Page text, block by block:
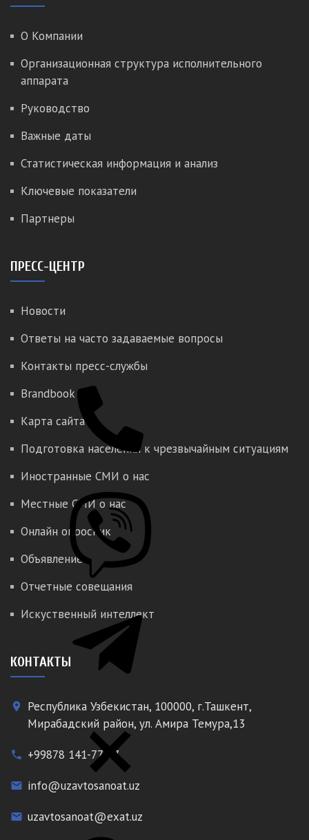
О Компании
Организационная структура исполнительного
аппарата
Руководство
Важные даты
Статистическая информация и анализ
Ключевые показатели
Партнеры
ПРЕСС-ЦЕНТР
Новости
Ответы на часто задаваемые вопросы
Контакты пресс-службы
Brandbook
Карта сайта
Подготовка населения к чрезвычайным ситуациям
Иностранные СМИ о нас
Местные СМИ о нас
Онлайн опросник
Объявление
Отчетные совещания
Искуственный интеллект
КОНТАКТЫ
place
Республика Узбекистан, 100000, г.Ташкент,
Мирабадский район, ул. Амира Темура,13
phone +99878 141-77-77
email info@uzavtosanoat.uz
email uzavtosanoat@exat.uz